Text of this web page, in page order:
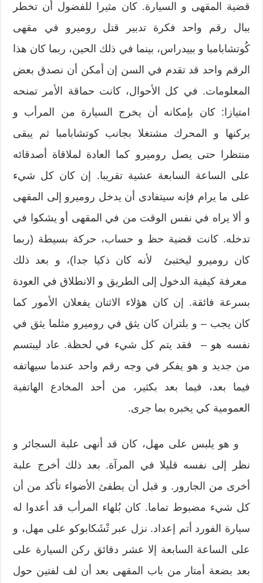
قضية المقهى و السيارة. كان مثيرا للفضول أن تخطر
ببال رقم واحد فكرة تدبير قتل روميرو في مقهى
كُوتشابامبا و بييدراس، بينما في ذلك الحين، ربما كان هذا
الرقم واحد قد تقدم في السن إن أمكن أن نصدق بعض
المعلومات. في كل الأحوال، كانت حماقة الأمر تمنحه
امتيازا: كان بإمكانه أن يخرج السيارة من المرأب و
يركنها و المحرك مشتغلا بجانب كوتشابامبا ثم يبقى
منتظرا حتى يصل روميرو كما العادة لملاقاة أصدقائه
على الساعة السابعة عشية تقريبا. إن كان كل شيء
على ما يرام فإنه سيتفادى أن يدخل روميرو إلى المقهى
و ألا يراه في نفس الوقت من في المقهى أو يشكوا في
تدخله. كانت قضية حظ و حساب، حركة بسيطة (ربما
كان روميرو ليختبئ لأنه كان ذكيا جدا)، و بعد ذلك
معرفة كيفية الدخول إلى الطريق و الانطلاق في العودة
بسرعة فائقة. إن كان هؤلاء الاثنان يفعلان الأمور كما
كان يجب – و بلتران كان يثق في روميرو مثلما يثق في
نفسه هو – فقد يتم كل شيء في لحظة. عاد ليبتسم
من جديد و هو يفكر في وجه رقم واحد عندما سيهاتفه
فيما بعد، فيما بعد بكثير، من أحد المخادع الهاتفية
العمومية كي يخبره بما جرى.
و هو يلبس على مهل، كان قد أنهى علبة السجائر و
نظر إلى نفسه قليلا في المرآة. بعد ذلك أخرج علبة
أخرى من الجارور. و قبل أن يطفئ الأضواء تأكد من أن
كل شيء مضبوط تماما. كان بُلهاء المرأب قد أعدوا له
سيارة الفورد أتم إعداد. نزل عبر تْشَكابوكو على مهل، و
على الساعة السابعة إلا عشر دقائق ركن السيارة على
بعد بضعة أمتار من باب المقهى بعد أن لف لفتين حول